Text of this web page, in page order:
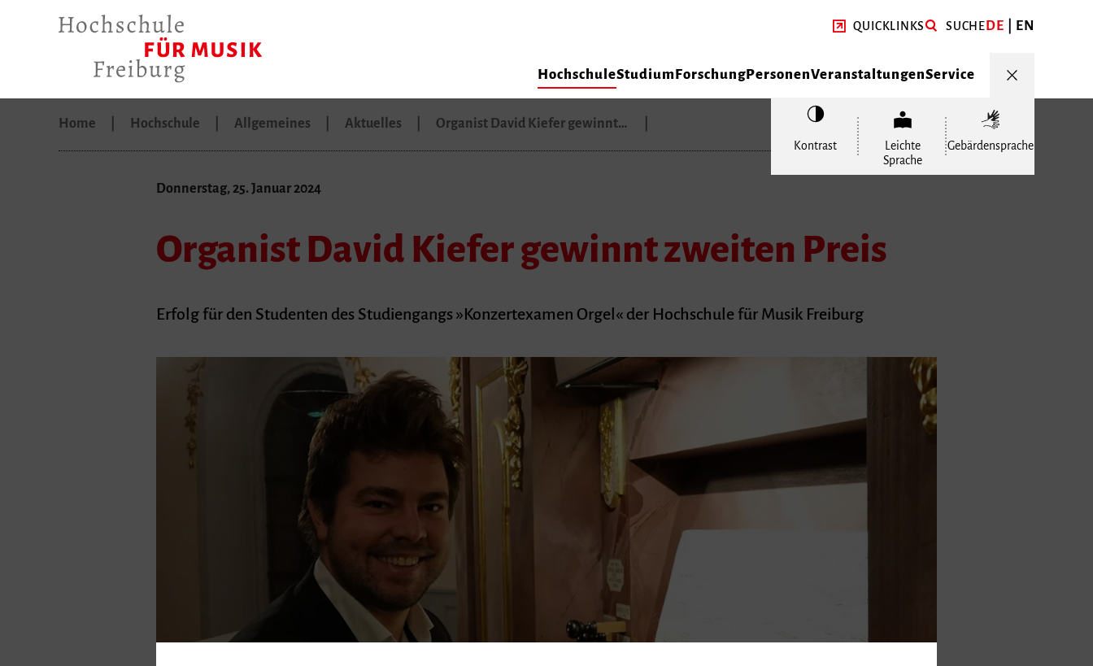
QUICKLINKS SUCHEDE EN
HochschuleStudiumForschungPersonenVeranstaltungenService
Kontrast
Leichte
Sprache
Gebärdensprache
Home Hochschule Allgemeines Aktuelles Organist David Kiefer gewinnt…
Donnerstag, 25. Januar 2024
Organist David Kiefer gewinnt zweiten Preis
Erfolg für den Studenten des Studiengangs »Konzertexamen Orgel« der Hochschule für Musik Freiburg